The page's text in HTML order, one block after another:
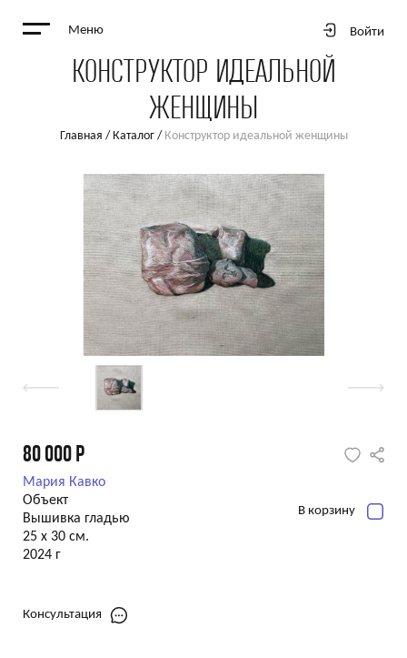
Меню Войти
КОНСТРУКТОР ИДЕАЛЬНОЙ
ЖЕНЩИНЫ
Главная / Каталог/ Конструктор идеальной женщины
80 000 Р
Мария Кавко
Объект
Вышивка гладью
25 х 30 см.
2024 г
В корзину
Консультация